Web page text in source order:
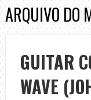
ARQUIVO DO
GUITAR
WAVE